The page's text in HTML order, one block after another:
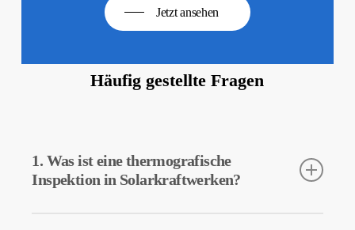
Jetzt ansehen
Häufig gestellte Fragen
1. Was ist eine thermografische
Inspektion in Solarkraftwerken?